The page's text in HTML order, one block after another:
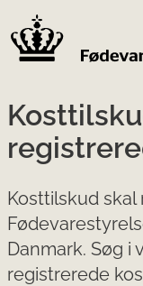
Kosttilskud skal
Danmark. Søg i
registrerede